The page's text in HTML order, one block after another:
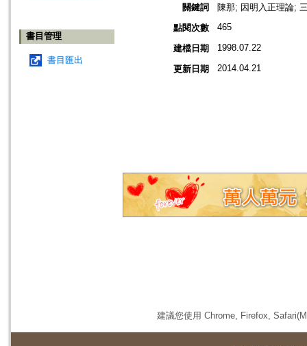
書目管理
書目匯出
關鍵詞
陳那; 因明入正理論;
點閱次數
465
建檔日期 1998.07.22
更新日期 2014.04.21
建議您使用 Chrome, Firefox,